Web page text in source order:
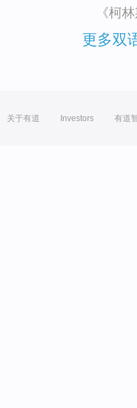
《柯
更多双
关于有道 Investors 有道